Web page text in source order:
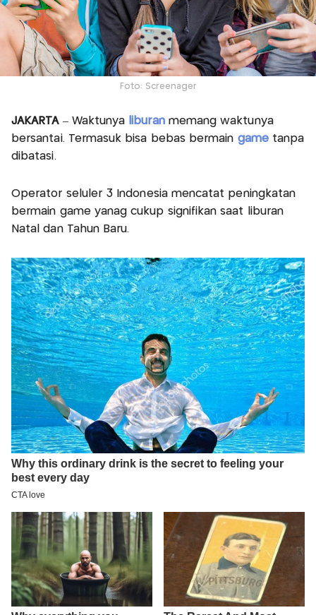
Foto: Screenager
JAKARTA– Waktunya liburan memang waktunya
bersantai. Termasuk bisa bebas bermain gametanpa
dibatasi.
Operator seluler 3 Indonesia mencatat peningkatan
bermain game yanag cukup signifikan saat liburan
Natal dan Tahun Baru.